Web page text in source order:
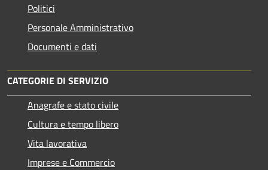
Politici
Personale Amministrativo
Documenti e dati
CATEGORIE DI SERVIZIO
Anagrafe e stato civile
Cultura e tempo libero
Vita lavorativa
Imprese e Commercio